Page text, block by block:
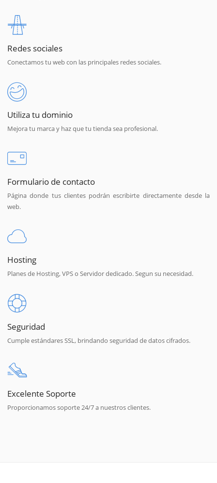
Redes sociales
Conectamos tu web con las principales redes sociales.
Utiliza tu dominio
Mejora tu marca y haz que tu tienda sea profesional.
Formulario de contacto
Página donde tus clientes podrán escribirte directamente desde la
web.
Hosting
Planes de Hosting, VPS o Servidor dedicado. Segun su necesidad.
Seguridad
Cumple estándares SSL, brindando seguridad de datos cifrados.
Excelente Soporte
Proporcionamos soporte 24/7 a nuestros clientes.